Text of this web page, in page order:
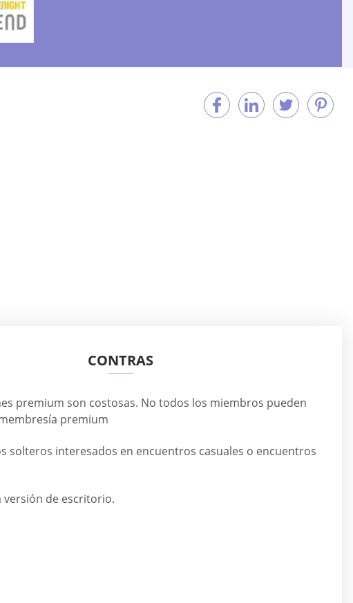
CONTRAS
premium son costosas. No todos los miembros pueden
premium
solteros interesados en encuentros casuales o encuentros
versión de escritorio.